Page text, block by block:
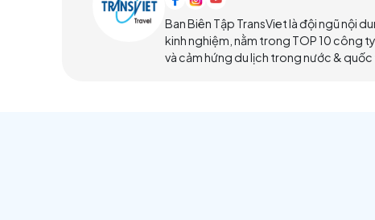
lên tầng năm để ngắm cảnh đẹp của thành
53,57 m. Năm 1978, người ta đã tìm thấy di vật
bằng đồng, tượng Phật bằng đồng, v.v. Tương
(220-280) cho mẹ mình. Đây hẳn là ngôi chùa
thành một cây cầu vòm đơn từ một cây cầu
sót lại từ cây cầu trước đó. Cây cầu dài 66,3